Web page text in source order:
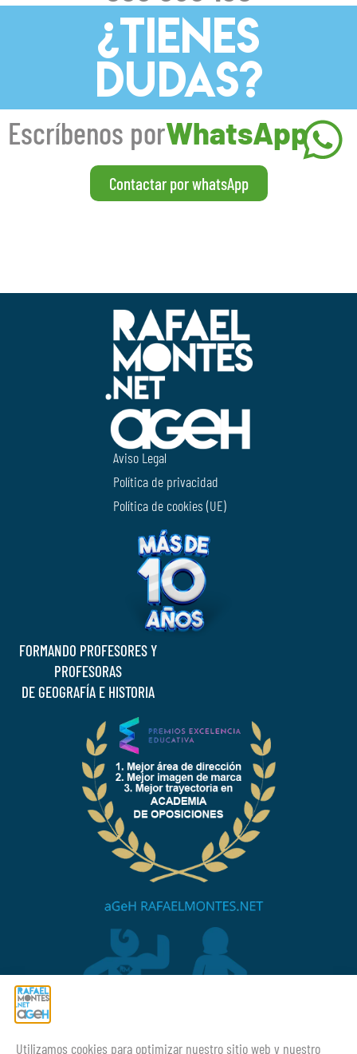
Utilizamos cookies para optimizar nuestro sitio web y nuestro
¿TIENES
DUDAS?
Escríbenos porWhatsApp
Contactar por whatsApp
Aviso Legal
Política de privacidad
Política de cookies (UE)
FORMANDO PROFESORES Y
PROFESORAS
DE GEOGRAFÍA E HISTORIA